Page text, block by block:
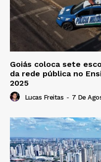
Goiás coloca sete
da rede pública no
2025
Lucas Freitas - 7 De